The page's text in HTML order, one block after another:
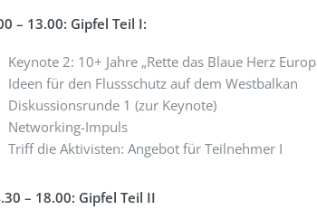
– 13.00: Gipfel Teil I:
Keynote 2: 10+ Jahre „Rette das Blaue Herz
Ideen für den Flussschutz auf dem Westbalkan
Diskussionsrunde 1 (zur Keynote)
Networking-Impuls
Triff die Aktivisten: Angebot für Teilnehmer I
– 18.00: Gipfel Teil II